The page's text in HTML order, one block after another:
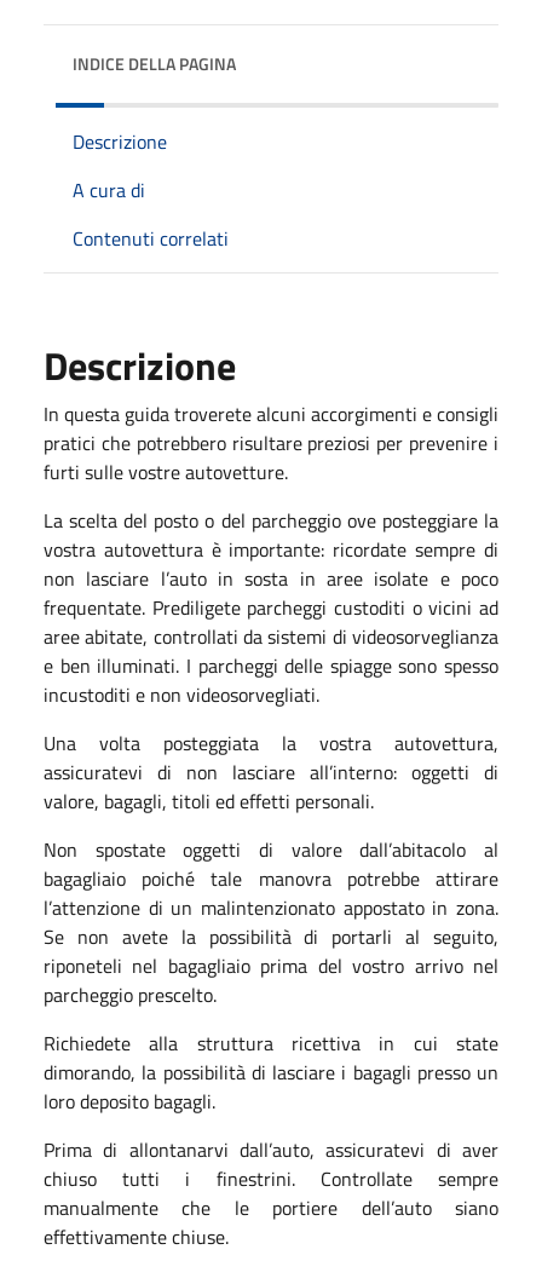
INDICE DELLA PAGINA
Descrizione
A cura di
Contenuti correlati
Descrizione
In questa guida troverete alcuni accorgimenti e consigli
pratici che potrebbero risultare preziosi per prevenire i
furti sulle vostre autovetture.
La scelta del posto o del parcheggio ove posteggiare la
vostra autovettura è importante: ricordate sempre di
non lasciare l’auto in sosta in aree isolate e poco
frequentate. Prediligete parcheggi custoditi o vicini ad
aree abitate, controllati da sistemi di videosorveglianza
e ben illuminati. I parcheggi delle spiagge sono spesso
incustoditi e non videosorvegliati.
Una volta posteggiata la vostra autovettura,
assicuratevi di non lasciare all’interno: oggetti di
valore, bagagli, titoli ed effetti personali.
Non spostate oggetti di valore dall’abitacolo al
bagagliaio poiché tale manovra potrebbe attirare
l’attenzione di un malintenzionato appostato in zona.
Se non avete la possibilità di portarli al seguito,
riponeteli nel bagagliaio prima del vostro arrivo nel
parcheggio prescelto.
Richiedete alla struttura ricettiva in cui state
dimorando, la possibilità di lasciare i bagagli presso un
loro deposito bagagli.
Prima di allontanarvi dall’auto, assicuratevi di aver
chiuso tutti i finestrini. Controllate sempre
manualmente che le portiere dell’auto siano
effettivamente chiuse.